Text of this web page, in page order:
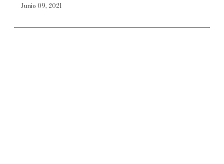
Junio 09, 2021